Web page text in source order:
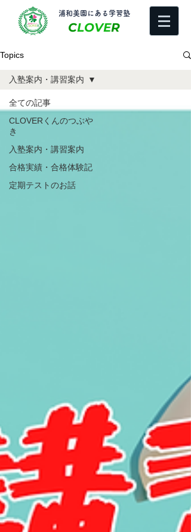
​浦和美園にある学習塾
CLOVER
Topics
全ての記事
CLOVERくんのつぶや
き
入塾案内・講習案内
合格実績・合格体験記
定期テストのお話
入塾案内・講習案内